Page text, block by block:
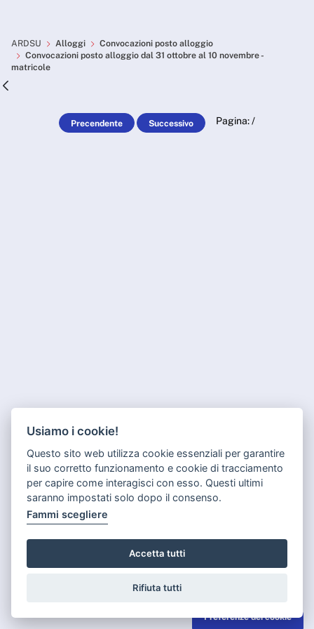
Convocazioni posto
ARDSU Alloggi
Convocazioni posto alloggio
Convocazioni posto alloggio dal 31 ottobre al 10 novembre -
matricole
Precendente Successivo Pagina:/
Usiamo i cookie!
Questo sito web utilizza cookie essenziali per garantire
il suo corretto funzionamento e cookie di tracciamento
per capire come interagisci con esso. Questi ultimi
saranno impostati solo dopo il consenso.
Fammi scegliere
Accetta tutti
Rifiuta tutti